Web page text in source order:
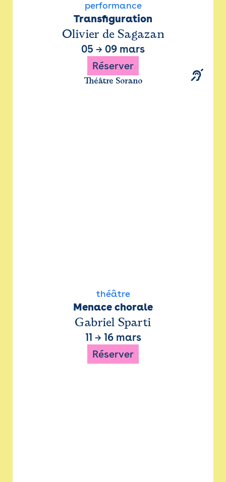
performance
Transfiguration
Olivier de Sagazan
05 → 09 mars
Réserver
Théâtre Sorano
théâtre
Menace chorale
Gabriel Sparti
11 → 16 mars
Réserver